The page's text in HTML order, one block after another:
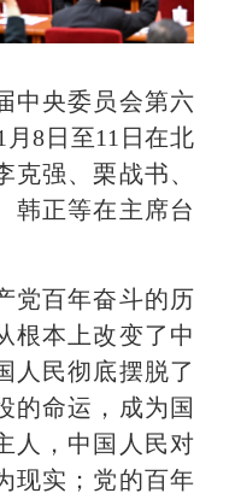
央委员会第六
月8日至11日在北
强、栗战书、
韩正等在主席台
百年奋斗的历
根本上改变了中
人民彻底摆脱了
的命运，成为国
人，中国人民对
现实；党的百年